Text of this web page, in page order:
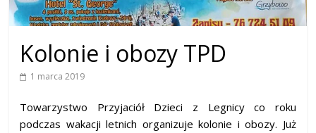
Kolonie i obozy TPD
1 marca 2019
Towarzystwo Przyjaciół Dzieci z Legnicy co roku
podczas wakacji letnich organizuje kolonie i obozy. Już